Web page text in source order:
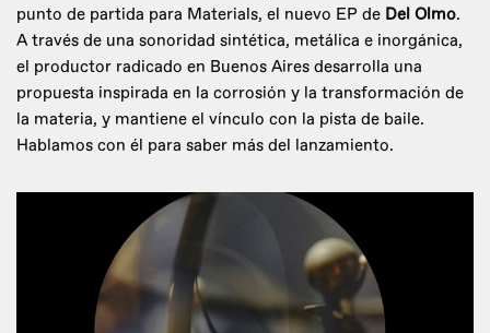
punto de partida para Materials, el nuevo EP de Del Olmo.
A través de una sonoridad sintética, metálica e inorgánica,
el productor radicado en Buenos Aires desarrolla una
propuesta inspirada en la corrosión y la transformación de
la materia, y mantiene el vínculo con la pista de baile.
Hablamos con él para saber más del lanzamiento.